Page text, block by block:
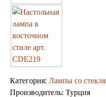
Марокканские
Бра из мозаики
Настольные лампы
Категория: Лампы со
Производитель: Турция